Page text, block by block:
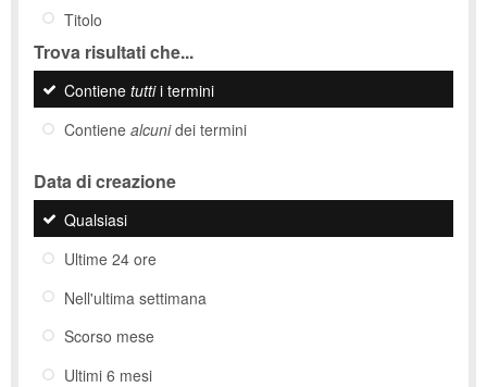
Titolo
Trova risultati che...
Contiene tuttii termini
Contiene alcunidei termini
Data di creazione
Qualsiasi
Ultime 24 ore
Nell'ultima settimana
Scorso mese
Ultimi 6 mesi